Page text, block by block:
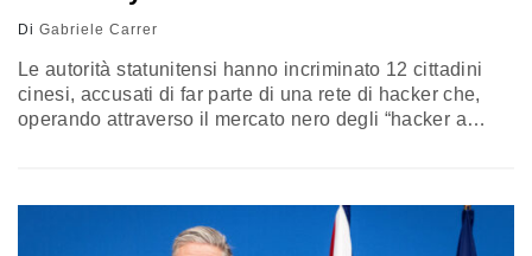
Di Gabriele Carrer
Le autorità statunitensi hanno incriminato 12 cittadini
cinesi, accusati di far parte di una rete di hacker che,
operando attraverso il mercato nero degli “hacker a
studiate nei minimi dettagli, evidenziando un’azione
coordinata in un contesto di crescenti tensioni